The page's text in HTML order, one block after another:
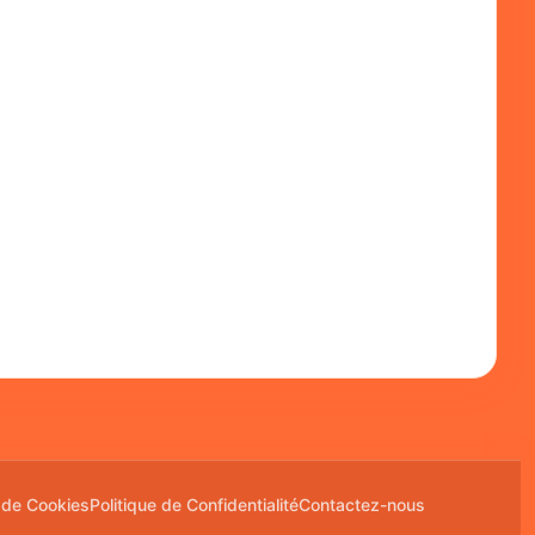
CookiesPolitique de ConfidentialitéContactez-nous